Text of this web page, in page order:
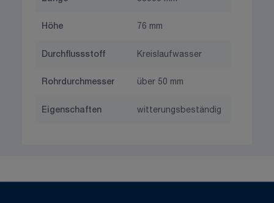
Höhe 76 mm
Durchflussstoff Kreislaufwasser
Rohrdurchmesser über 50 mm
Eigenschaften witterungsbeständig